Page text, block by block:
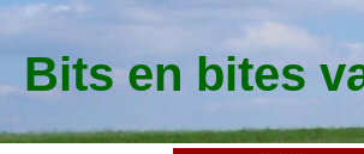
Bits en bites